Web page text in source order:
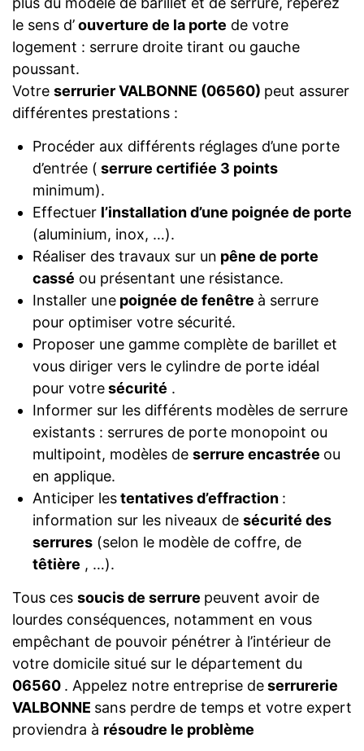
le sens d’ouverture de la porte de votre
logement : serrure droite tirant ou gauche
poussant.
Votre serrurier VALBONNE (06560) peut assurer
différentes prestations :
Procéder aux différents réglages d’une porte
d’entrée ( serrure certifiée 3 points
minimum).
Effectuer l’installation d’une poignée de porte
(aluminium, inox, …).
Réaliser des travaux sur un pêne de porte
cassé ou présentant une résistance.
Installer unepoignée de fenêtre à serrure
pour optimiser votre sécurité.
Proposer une gamme complète de barillet et
vous diriger vers le cylindre de porte idéal
pour votresécurité .
Informer sur les différents modèles de serrure
existants : serrures de porte monopoint ou
multipoint, modèles de serrure encastrée ou
en applique.
Anticiper lestentatives d’effraction :
information sur les niveaux de sécurité des
serrures(selon le modèle de coffre, de
têtière , …).
Tous ces soucis de serrure peuvent avoir de
lourdes conséquences, notamment en vous
empêchant de pouvoir pénétrer à l’intérieur de
votre domicile situé sur le département du
06560 . Appelez notre entreprise deserrurerie
VALBONNE sans perdre de temps et votre expert
proviendra à résoudre le problème